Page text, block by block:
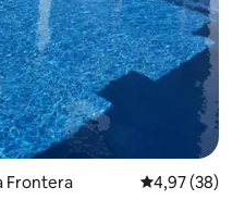
Frontera Calificación
4,97 (38)